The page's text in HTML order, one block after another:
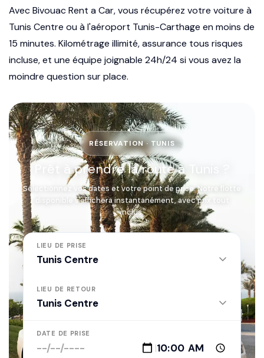
Avec Bivouac Rent a Car, vous récupérez votre voiture à
Tunis Centre ou à l'aéroport Tunis-Carthage en moins de
15 minutes. Kilométrage illimité, assurance tous risques
incluse, et une équipe joignable 24h/24 si vous avez la
moindre question sur place.
RÉSERVATION · TUNIS
Prêt à prendre la route à Tunis ?
Sélectionnez vos dates et votre point de prise. Notre flotte
disponible s'affichera instantanément, avec prix tout
inclus.
LIEU DE PRISE
LIEU DE RETOUR
DATE DE PRISE
|